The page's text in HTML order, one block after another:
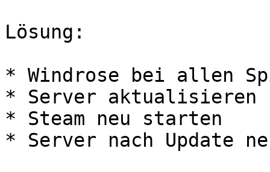
Lösung:
* Windrose bei allen
* Server aktualisieren
* Steam neu starten
* Server nach Update